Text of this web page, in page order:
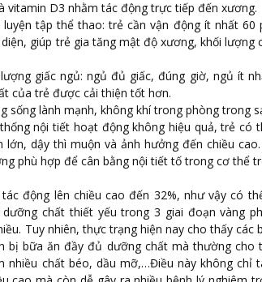
vitamin D3 nhằm tác động trực tiếp đến xương.
luyện tập thể thao: trẻ cần vận động ít nhất 60
giúp trẻ gia tăng mật độ xương, khối lượng
giấc ngủ: ngủ đủ giấc, đúng giờ, ngủ ít
của trẻ được cải thiện tốt hơn.
sống lành mạnh, không khí trong phòng trong
nội tiết hoạt động không hiệu quả, trẻ có
lớn, dậy thì muộn và ảnh hưởng đến chiều
phù hợp để cân bằng nội tiết tố trong cơ thể
động lên chiều cao đến 32%, như vậy có
chất thiết yếu trong 3 giai đoạn vàng
Tuy nhiên, thực trạng hiện nay cho thấy các
bị bữa ăn đầy đủ dưỡng chất mà thường cho
nhiều chất béo, dầu mỡ,…Điều này không chỉ